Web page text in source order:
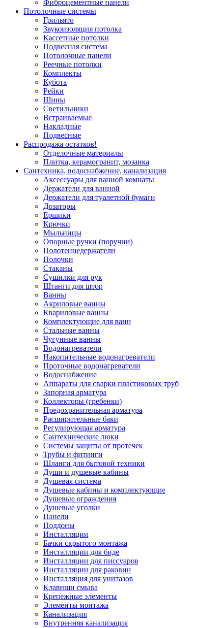
Фиброцементные панели
Потолочные системы
Грильято
Звукоизоляция потолка
Кассетные потолки
Подвесная система
Потолочные панели
Реечные потолки
Комплекты
Кубота
Рейки
Шины
Светильники
Встраиваемые
Накладные
Подвесные
Распродажа остатков!
Отделочные материалы
Плитка, керамогранит, мозаика
Сантехника, водоснабжение, канализация
Аксессуары для ванной комнаты
Держатели для ванной
Держатели для туалетной бумаги
Дозаторы
Ершики
Крючки
Мыльницы
Опорные ручки (поручни)
Полотенцедержатели
Полочки
Стаканы
Сушилки для рук
Штанги для штор
Ванны
Акриловые ванны
Квариловые ванны
Комплектующие для ванн
Стальные ванны
Чугунные ванны
Водонагреватели
Накопительные водонагреватели
Проточные водонагреватели
Водоснабжение
Аппараты для сварки пластиковых труб
Запорная арматура
Коллекторы (гребенки)
Предохранительная арматура
Расширительные баки
Регулирующая арматура
Сантехнические люки
Системы защиты от протечек
Трубы и фитинги
Шланги для бытовой техники
Души и душевые кабины
Душевая система
Душевые кабины и комплектующие
Душевые ограждения
Душевые уголки
Панели
Поддоны
Инсталляции
Бачки скрытого монтажа
Инсталляции для биде
Инсталляции для писсуаров
Инсталляции для раковин
Инсталляция для унитазов
Клавиши смыва
Крепежные элементы
Элементы монтажа
Канализация
Внутренняя канализация